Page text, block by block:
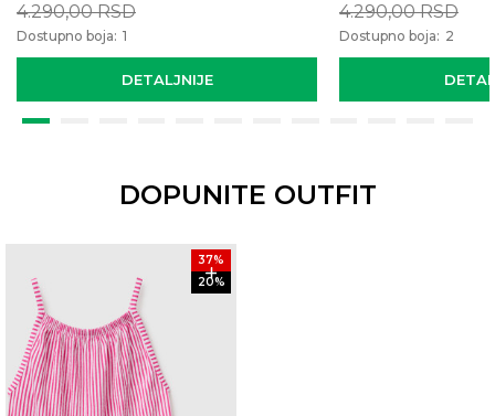
DETALJNIJE
4.290,00RSD
Dostupno boja: 1
4.290,00RSD
Dostupno boja: 2
DOPUNITE OUTFIT
37%
20%